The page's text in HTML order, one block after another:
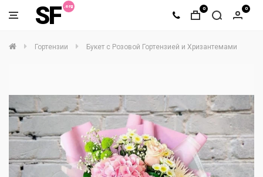
SF 0 0
Гортензии Букет с Розовой Гортензией и Хризантемами